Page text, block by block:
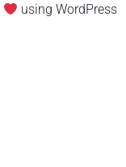
using WordPress